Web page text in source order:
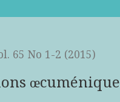
65 No 1-2 (2015)